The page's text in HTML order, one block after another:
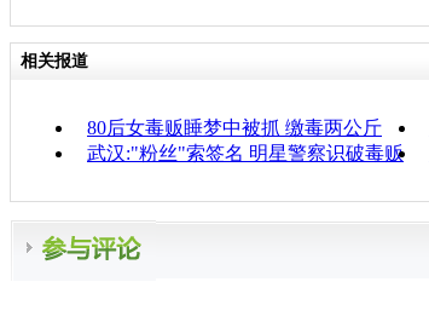
相关报道
80后女毒贩睡梦中被抓 缴毒两公斤
武汉:"粉丝"索签名 明星警察识破毒贩